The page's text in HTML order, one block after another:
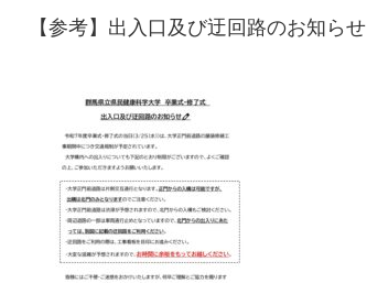
【参考】出入口及び迂回路のお知らせ